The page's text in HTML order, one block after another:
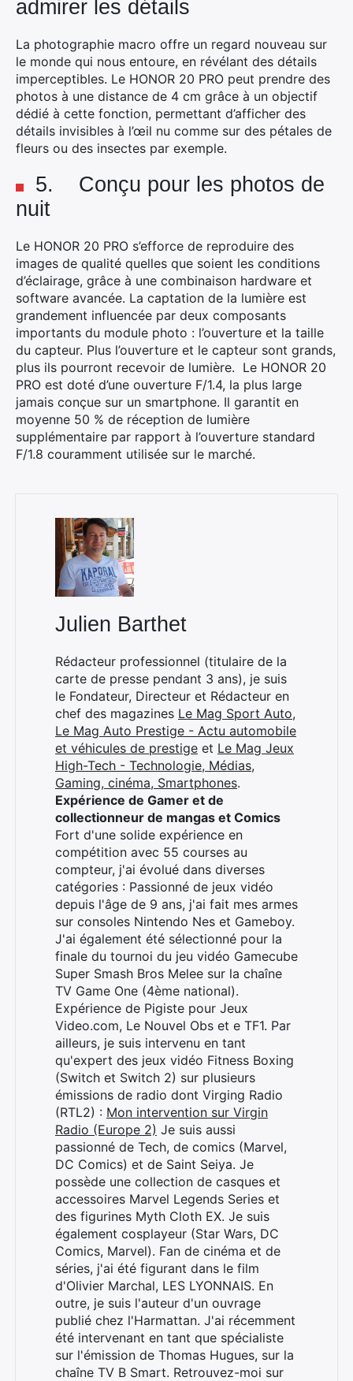
admirer les détails
La photographie macro offre un regard nouveau sur
le monde qui nous entoure, en révélant des détails
imperceptibles. Le HONOR 20 PRO peut prendre des
photos à une distance de 4 cm grâce à un objectif
dédié à cette fonction, permettant d’afficher des
détails invisibles à l’œil nu comme sur des pétales de
fleurs ou des insectes par exemple.
5. Conçu pour les photos de
nuit
Le HONOR 20 PRO s’efforce de reproduire des
images de qualité quelles que soient les conditions
d’éclairage, grâce à une combinaison hardware et
software avancée. La captation de la lumière est
grandement influencée par deux composants
importants du module photo : l’ouverture et la taille
du capteur. Plus l’ouverture et le capteur sont grands,
plus ils pourront recevoir de lumière. Le HONOR 20
PRO est doté d’une ouverture F/1.4, la plus large
jamais conçue sur un smartphone. Il garantit en
moyenne 50 % de réception de lumière
supplémentaire par rapport à l’ouverture standard
F/1.8 couramment utilisée sur le marché.
Julien Barthet
Rédacteur professionnel (titulaire de la
carte de presse pendant 3 ans), je suis
le Fondateur, Directeur et Rédacteur en
chef des magazines Le Mag Sport Auto,
Le Mag Auto Prestige - Actu automobile
et véhicules de prestige et Le Mag Jeux
High-Tech - Technologie, Médias,
Gaming, cinéma, Smartphones.
Expérience de Gamer et de
collectionneur de mangas et Comics
Fort d'une solide expérience en
compétition avec 55 courses au
compteur, j'ai évolué dans diverses
catégories : Passionné de jeux vidéo
depuis l'âge de 9 ans, j'ai fait mes armes
sur consoles Nintendo Nes et Gameboy.
J'ai également été sélectionné pour la
finale du tournoi du jeu vidéo Gamecube
Super Smash Bros Melee sur la chaîne
TV Game One (4ème national).
Expérience de Pigiste pour Jeux
Video.com, Le Nouvel Obs et e TF1. Par
ailleurs, je suis intervenu en tant
qu'expert des jeux vidéo Fitness Boxing
(Switch et Switch 2) sur plusieurs
émissions de radio dont Virging Radio
(RTL2) : Mon intervention sur Virgin
Radio (Europe 2) Je suis aussi
passionné de Tech, de comics (Marvel,
DC Comics) et de Saint Seiya. Je
possède une collection de casques et
accessoires Marvel Legends Series et
des figurines Myth Cloth EX. Je suis
également cosplayeur (Star Wars, DC
Comics, Marvel). Fan de cinéma et de
séries, j'ai été figurant dans le film
d'Olivier Marchal, LES LYONNAIS. En
outre, je suis l'auteur d'un ouvrage
publié chez l'Harmattan. J'ai récemment
été intervenant en tant que spécialiste
sur l'émission de Thomas Hugues, sur la
chaîne TV B Smart. Retrouvez-moi sur
×
Rechercher
: